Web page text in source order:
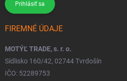
Prihlásiť sa
FIREMNÉ ÚDAJE
MOTÝĽ TRADE, s. r. o.
Sídlisko 160/42, 02744 Tvrdošín
IČO: 52289753